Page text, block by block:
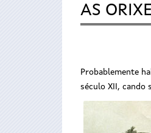
estáAS
Probablemente
século XII, cando